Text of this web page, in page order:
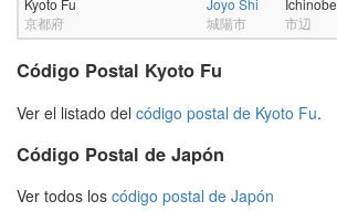
京都府
城陽市
市辺
Código Postal Kyoto Fu
Ver el listado del código postal de Kyoto Fu.
Código Postal de Japón
Ver todos los código postal de Japón